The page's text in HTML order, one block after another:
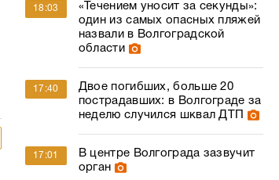
18:03
«Течением уносит за секунды»:
один из самых опасных пляжей
назвали в Волгоградской
области
17:40
Двое погибших, больше 20
пострадавших: в Волгограде за
неделю случился шквал ДТП
17:01
В центре Волгограда зазвучит
орган